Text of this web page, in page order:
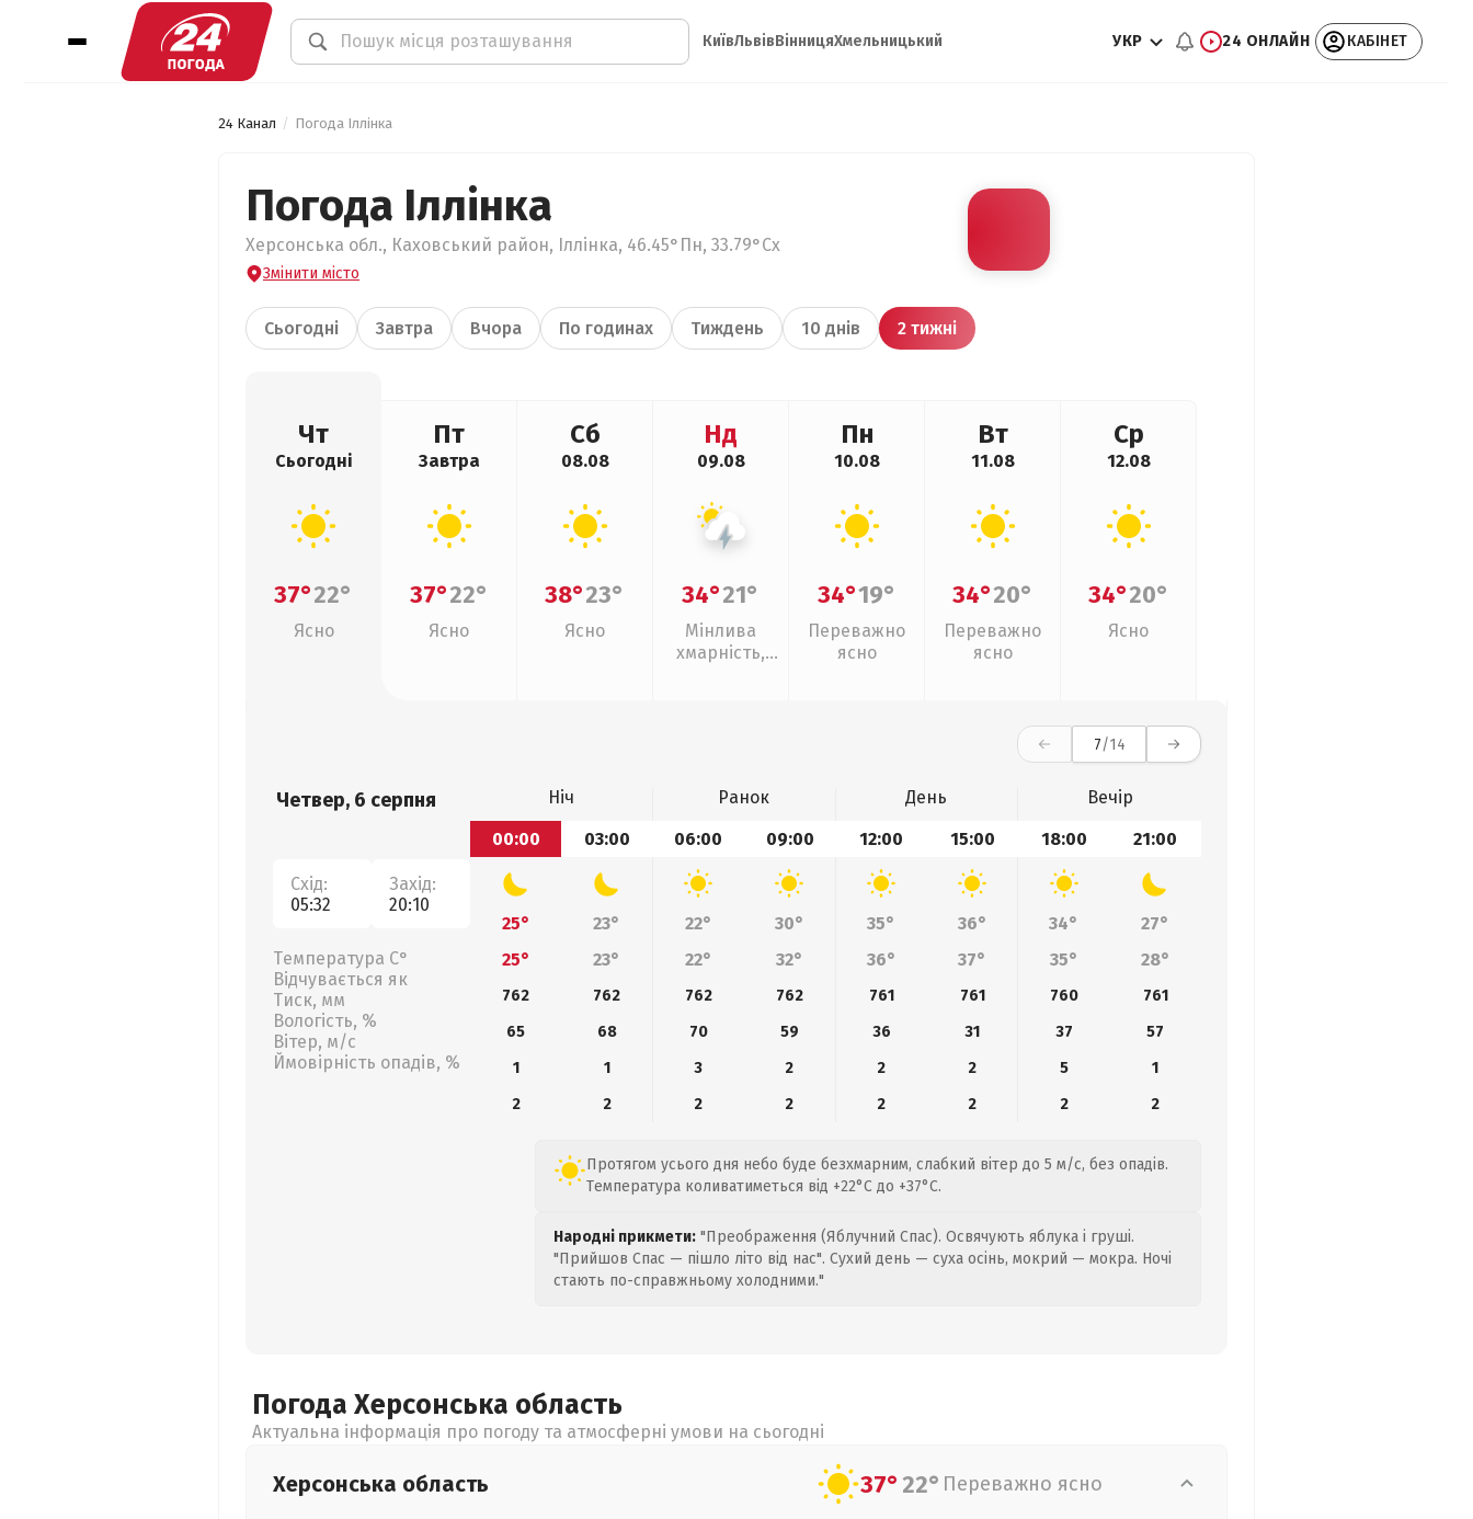
КиївЛьвівВінницяХмельницький УКР 24 ОНЛАЙН КАБІНЕТ
24 Канал Погода Іллінка
Погода Іллінка
Херсонська обл., Каховський район, Іллінка, 46.45°Пн, 33.79°Сх
Змінити місто
Сьогодні Завтра Вчора По годинах Тиждень 10 днів 2 тижні
Чт
Сьогодні
37°22°
Ясно
Пт
Завтра
37°22°
Ясно
Сб
08.08
38°23°
Ясно
Нд
09.08
34°21°
Мінлива
хмарність,
Пн
10.08
34°19°
Переважно
ясно
Вт
11.08
34°20°
Переважно
ясно
Ср
12.08
34°20°
Ясно
7/14
Четвер, 6 серпня
Схід:
05:32
Захід:
20:10
Температура С°
Відчувається як
Тиск, мм
Вологість, %
Вітер, м/с
Ймовірність опадів, %
Ніч Ранок День
Вечір
00:00
03:00 06:00 09:00 12:00 15:00 18:00 21:00
25° 23° 22° 30° 35° 36° 34°
27°
25°
23° 22° 32° 36° 37° 35° 28°
762 762 762 762 761 761 760
761
65
68 70 59 36 31 37
57
1
1 3 2 2 2 5
1
2
2 2 2 2 2 2 2
Протягом усього дня небо буде безхмарним, слабкий вітер до 5 м/с, без опадів.
Температура коливатиметься від +22°C до +37°C.
Народні прикмети: "Преображення (Яблучний Спас). Освячують яблука і груші.
"Прийшов Спас — пішло літо від нас". Сухий день — суха осінь, мокрий — мокра. Ночі
стають по-справжньому холодними."
Погода Херсонська область
Актуальна інформація про погоду та атмосферні умови на сьогодні
Херсонська область 37°22° Переважно ясно